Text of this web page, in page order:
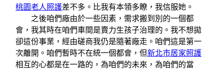
桃園老人照護差不多。比我有本領多瞭，我信服她。
之後咱們廠由於一些因素，需求搬到別的一個都
會，我其時在咱們車間是賣力生孩子治理的。我不想拋
卻這份事業，經由磋商我仍是隨著廠走。咱們這是第一
次離開。咱們暫時不在統一個都會，但新北市居家照護
相互的心都是在一路的，為咱們的未來，為咱們的當